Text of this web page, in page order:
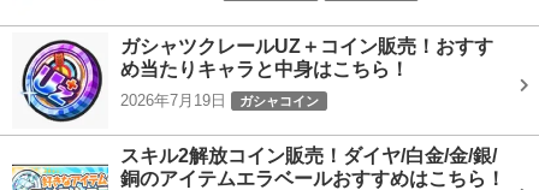
ガシャツクレールUZ＋コイン販売！おすす
め当たりキャラと中身はこちら！
2026年7月19日 ガシャコイン
スキル2解放コイン販売！ダイヤ/白金/金/銀/
銅のアイテムエラベールおすすめはこちら！